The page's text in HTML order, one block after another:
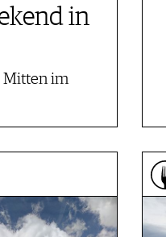
in
Mitten im